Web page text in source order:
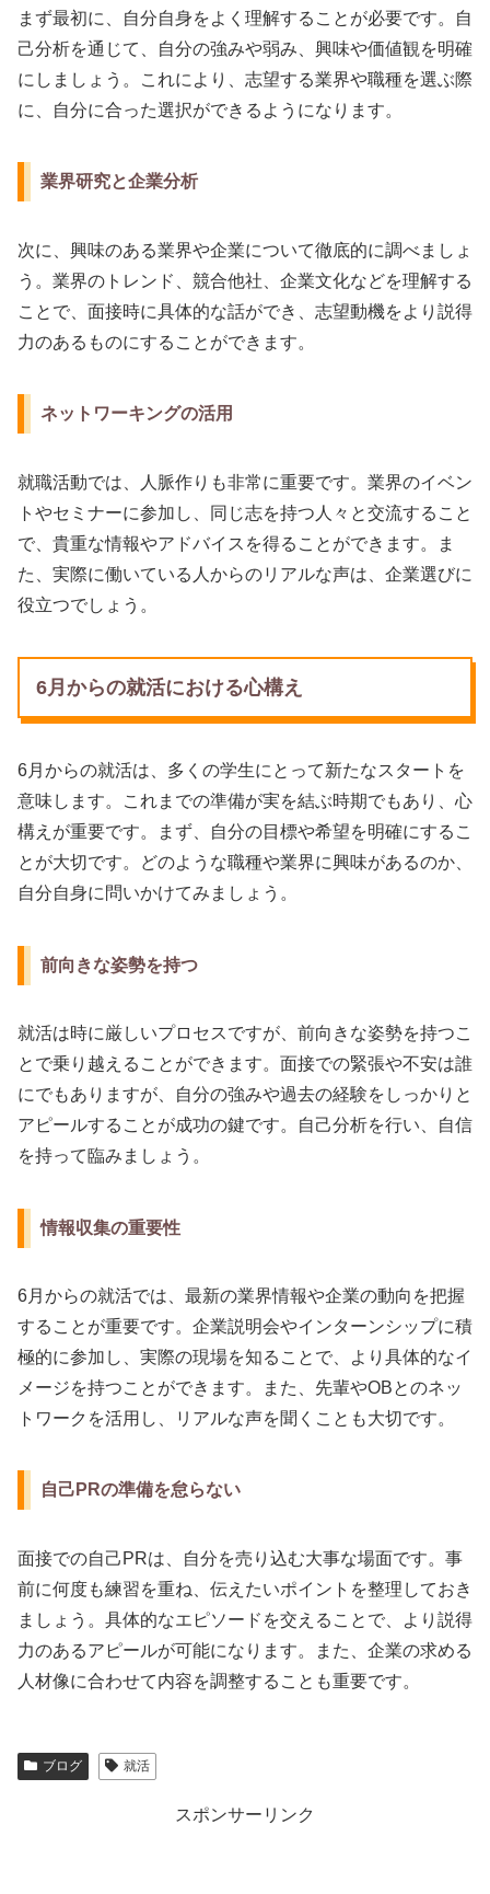
まず最初に、自分自身をよく理解することが必要です。自
己分析を通じて、自分の強みや弱み、興味や価値観を明確
にしましょう。これにより、志望する業界や職種を選ぶ際
に、自分に合った選択ができるようになります。
業界研究と企業分析
次に、興味のある業界や企業について徹底的に調べましょ
う。業界のトレンド、競合他社、企業文化などを理解する
ことで、面接時に具体的な話ができ、志望動機をより説得
力のあるものにすることができます。
ネットワーキングの活用
就職活動では、人脈作りも非常に重要です。業界のイベン
トやセミナーに参加し、同じ志を持つ人々と交流すること
で、貴重な情報やアドバイスを得ることができます。ま
た、実際に働いている人からのリアルな声は、企業選びに
役立つでしょう。
6月からの就活における心構え
6月からの就活は、多くの学生にとって新たなスタートを
意味します。これまでの準備が実を結ぶ時期でもあり、心
構えが重要です。まず、自分の目標や希望を明確にするこ
とが大切です。どのような職種や業界に興味があるのか、
自分自身に問いかけてみましょう。
前向きな姿勢を持つ
就活は時に厳しいプロセスですが、前向きな姿勢を持つこ
とで乗り越えることができます。面接での緊張や不安は誰
にでもありますが、自分の強みや過去の経験をしっかりと
アピールすることが成功の鍵です。自己分析を行い、自信
を持って臨みましょう。
情報収集の重要性
6月からの就活では、最新の業界情報や企業の動向を把握
することが重要です。企業説明会やインターンシップに積
極的に参加し、実際の現場を知ることで、より具体的なイ
メージを持つことができます。また、先輩やOBとのネッ
トワークを活用し、リアルな声を聞くことも大切です。
自己PRの準備を怠らない
面接での自己PRは、自分を売り込む大事な場面です。事
前に何度も練習を重ね、伝えたいポイントを整理しておき
ましょう。具体的なエピソードを交えることで、より説得
力のあるアピールが可能になります。また、企業の求める
人材像に合わせて内容を調整することも重要です。
ブログ 就活
スポンサーリンク